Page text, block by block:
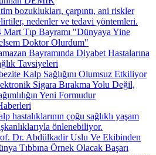
bozuklukları, çarpıntı, ani riskler
nedenler ve tedavi yöntemleri.
Mart Tıp Bayramı "Dünyaya Yine
Doktor Olurdum"
Bayramında Diyabet Hastalarına
Tavsiyeleri
Kalp Sağlığını Olumsuz Etkiliyor
Sigara Bırakma Yolu Değil,
Yeni Formudur
hastalıklarının çoğu sağlıklı yaşam
önlenebiliyor.
Dr. Abdülkadir Uslu Ve Ekibinden
Tıbbına Örnek Olacak Başarı